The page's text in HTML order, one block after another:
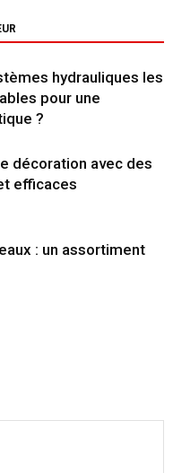
hydrauliques les
pour une
?
décoration avec des
efficaces
: un assortiment